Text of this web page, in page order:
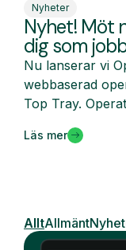
Nyheter
Nyhet! Möt
dig som
Nu lanserar vi
webbaserad
Top Tray.
Läs mer
AlltAllmänt